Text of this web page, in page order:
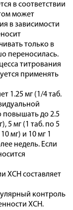
в соответствии
может
в зависимости
только в
переносилась.
титрования
применять
1.25 мг (1/4 таб.
повышать до 2.5
5 мг (1 таб. по 5
мг) и 10 мг 1
недель. Если
ХСН составляет
контроль
ХСН.